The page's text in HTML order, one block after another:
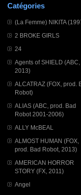
Catégories
(La Femme) NIKITA
2 BROKE GIRLS
24
Agents of SHIELD (ABC,
2013)
ALCATRAZ (FOX, prod.
Robot)
ALIAS (ABC, prod. Bad
Robot 2001-2006)
ALLY McBEAL
ALMOST HUMAN (FOX,
prod. Bad Robot, 2013)
AMERICAN HORROR
STORY (FX, 2011)
Angel